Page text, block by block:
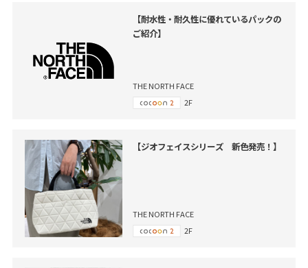
【耐水性・耐久性に優れているパックの
ご紹介】
THE NORTH FACE
2F
【ジオフェイスシリーズ 新色発売！】
THE NORTH FACE
2F